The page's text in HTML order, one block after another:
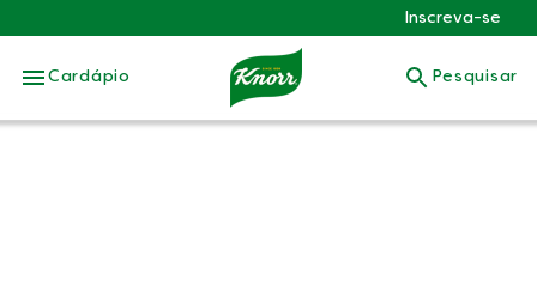
Skip to:
Inscreva-se
Cardápio Pesquisar